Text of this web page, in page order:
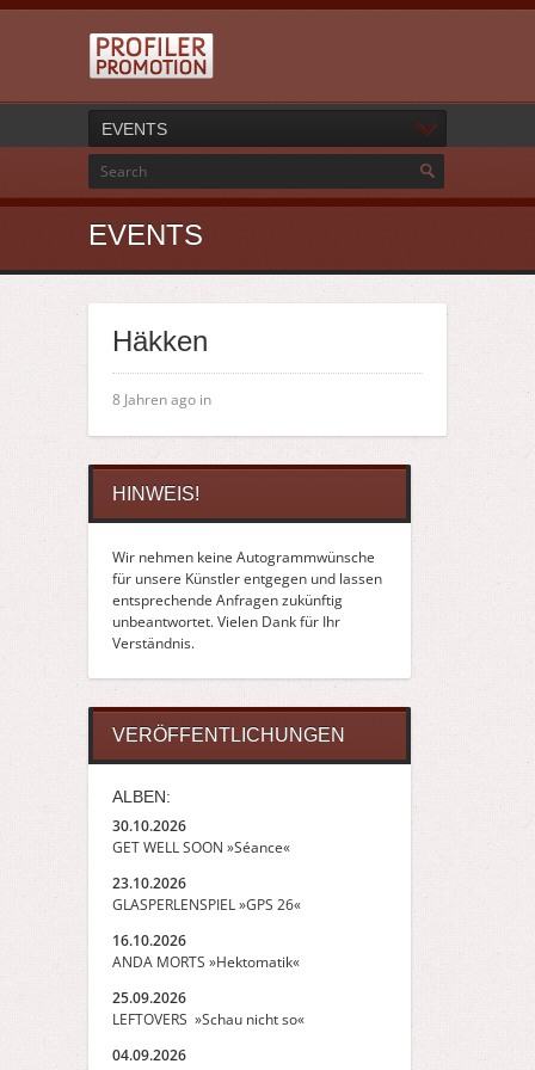
EVENTS
EVENTS
Häkken
8 Jahren ago in
HINWEIS!
Wir nehmen keine Autogrammwünsche
für unsere Künstler entgegen und lassen
entsprechende Anfragen zukünftig
unbeantwortet. Vielen Dank für Ihr
Verständnis.
VERÖFFENTLICHUNGEN
ALBEN:
30.10.2026
GET WELL SOON »Séance«
23.10.2026
GLASPERLENSPIEL »GPS 26«
16.10.2026
ANDA MORTS »Hektomatik«
25.09.2026
LEFTOVERS »Schau nicht so«
04.09.2026